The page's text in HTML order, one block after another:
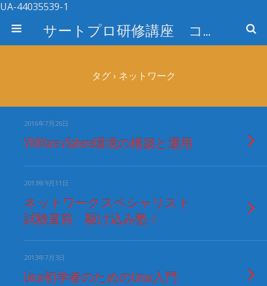
UA-44035539-1
サートプロ研修講座 コース検索
タグ › ネットワーク
2016年7月26日
VMWare vSphere環境の構築と運用
2013年9月11日
ネットワークスペシャリスト
試験直前 駆け込み塾！
2013年7月3日
Linux初学者のためのLinux入門